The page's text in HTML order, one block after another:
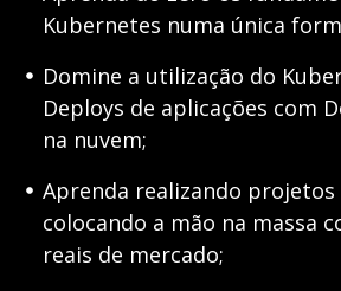
Kubernetes numa única
Domine a utilização do
Deploys de aplicações com
na nuvem;
Aprenda realizando
colocando a mão na massa
reais de mercado;